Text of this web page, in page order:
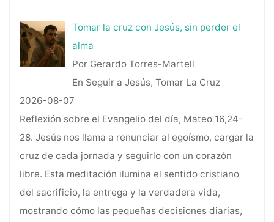
Tomar la cruz con Jesús, sin perder el
alma
Por Gerardo Torres-Martell
En Seguir a Jesús, Tomar La Cruz
2026-08-07
Reflexión sobre el Evangelio del día, Mateo 16,24-
28. Jesús nos llama a renunciar al egoísmo, cargar la
cruz de cada jornada y seguirlo con un corazón
libre. Esta meditación ilumina el sentido cristiano
del sacrificio, la entrega y la verdadera vida,
mostrando cómo las pequeñas decisiones diarias,